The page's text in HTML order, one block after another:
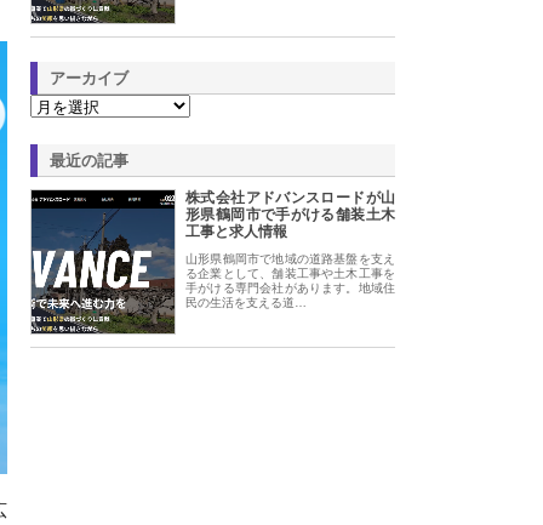
アーカイブ
最近の記事
株式会社アドバンスロードが山
形県鶴岡市で手がける舗装土木
工事と求人情報
山形県鶴岡市で地域の道路基盤を支え
る企業として、舗装工事や土木工事を
手がける専門会社があります。地域住
民の生活を支える道…